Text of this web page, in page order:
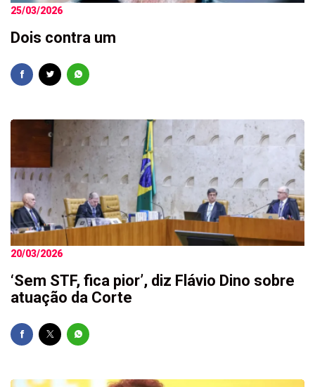
25/03/2026
Dois contra um
20/03/2026
‘Sem STF, fica pior’, diz Flávio Dino sobre
atuação da Corte